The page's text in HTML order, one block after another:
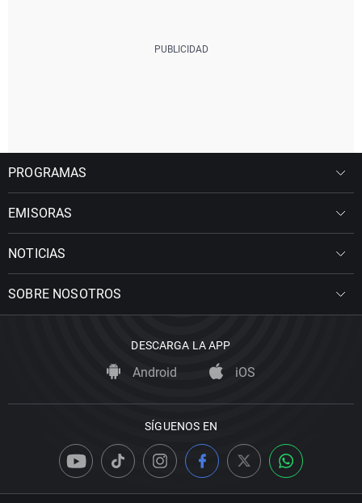
PROGRAMAS
EMISORAS
NOTICIAS
SOBRE NOSOTROS
DESCARGA LA APP
Android iOS
SÍGUENOS EN